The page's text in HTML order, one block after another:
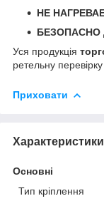
НЕ
БЕЗОПАСНО
Уся продукція
ретельну перевірку
Приховати
Характеристики
Основні
Тип кріплення